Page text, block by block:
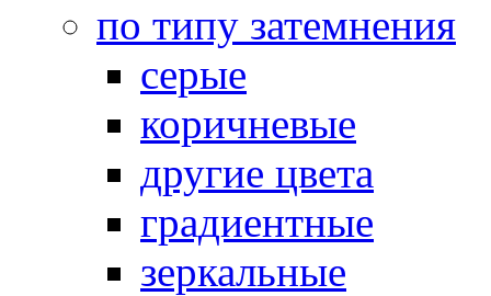
по типу затемнения
серые
коричневые
другие цвета
градиентные
зеркальные